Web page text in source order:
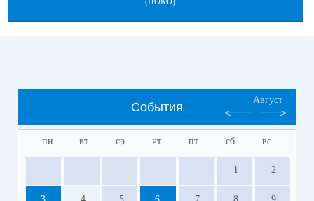
События
Август
пн вт ср чт пт сб вс
1 2